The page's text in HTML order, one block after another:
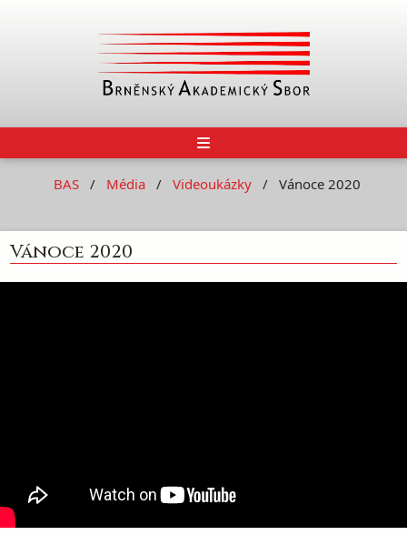
BAS Média Videoukázky Vánoce 2020
Vánoce 2020